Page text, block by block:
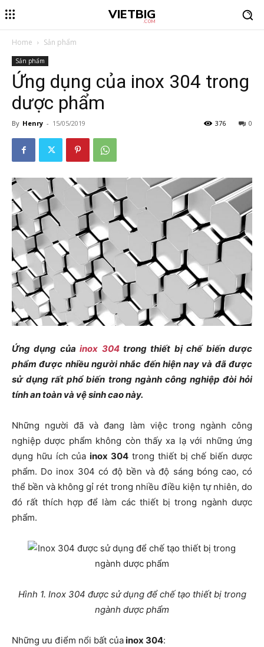
VIETBIG
.COM
Home Sản phẩm
Sản phẩm
Ứng dụng của inox 304 trong
dược phẩm
By Henry - 15/05/2019 0
376
Ứng dụng củainox 304trong thiết bị chế biến dược
phẩm được nhiều người nhắc đến hiện nay và đã được
sử dụng rất phổ biến trong ngành công nghiệp đòi hỏi
tính an toàn và vệ sinh cao này.
Những người đã và đang làm việc trong ngành công
nghiệp dược phẩm không còn thấy xa lạ với những ứng
dụng hữu ích củainox 304 trong thiết bị chế biến dược
phẩm. Do inox 304 có độ bền và độ sáng bóng cao, có
thể bền và không gỉ rét trong nhiều điều kiện tự nhiên, do
đó rất thích hợp để làm các thiết bị trong ngành dược
phẩm.
Hình 1. Inox 304 được sử dụng để chế tạo thiết bị trong
ngành dược phẩm
Những ưu điểm nổi bất củainox 304: